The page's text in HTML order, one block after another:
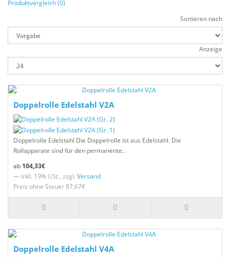
Produktvergleich (0)
Sortieren nach
Anzeige
Doppelrolle Edelstahl V2A
Doppelrolle Edelstahl Die Doppelrolle ist aus Edelstahl. Die
Rollapparate sind für den permanente..
104,33€
— inkl. 19% USt., zzgl. Versand
Preis ohne Steuer 87,67€
Doppelrolle Edelstahl V4A